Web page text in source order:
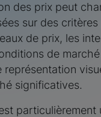
des prix peut
sur des
de prix, les
de
représentation
significatives.
particulièrement